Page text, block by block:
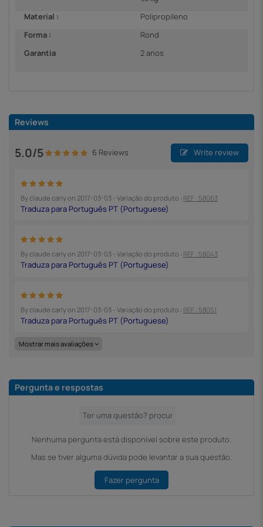
Material :
Polipropileno
Forma :
Rond
Garantia
2 anos
Reviews
5.0/5 6 Reviews Write review
Byclaude carlyon 2017-03-03 - Variação do produto : REF : 58063
Byclaude carlyon 2017-03-03 - Variação do produto : REF : 58043
Byclaude carlyon 2017-03-03 - Variação do produto : REF : 58051
Mostrar mais avaliações
Pergunta e respostas
Nenhuma pergunta está disponível sobre este produto.
Mas se tiver alguma dúvida pode levantar a sua questão.
Fazer pergunta